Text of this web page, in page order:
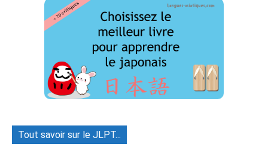
Tout savoir sur le JLPT...